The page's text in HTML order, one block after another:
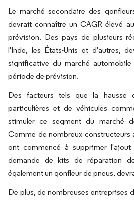
Le marché secondaire des
devrait connaître un CAGR élevé
prévision. Des pays de plusieurs
l'Inde, les États-Unis et d'autres,
significative du marché
période de prévision.
Des facteurs tels que la hausse
particulières et de véhicules
stimuler ce segment du marché
Comme de nombreux constructeurs
ont commencé à supprimer
demande de kits de réparation
également un gonfleur de pneus,
De plus, de nombreuses entreprises